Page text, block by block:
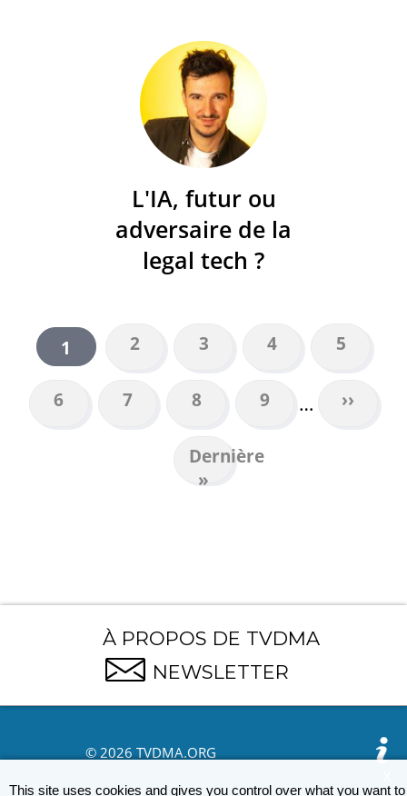
L'IA, futur ou
adversaire de la
legal tech ?
PAGINATION
Page
courante
1 Page
2 Page
3 Page
4 Page
5
Page
6 Page
7 Page
8 Page
9 …
Page
››
Dernière
page
Dernière
»
À PROPOS DE TVDMA
NEWSLETTER
© 2026 TVDMA.ORG
This site uses cookies and gives you control over what you want to